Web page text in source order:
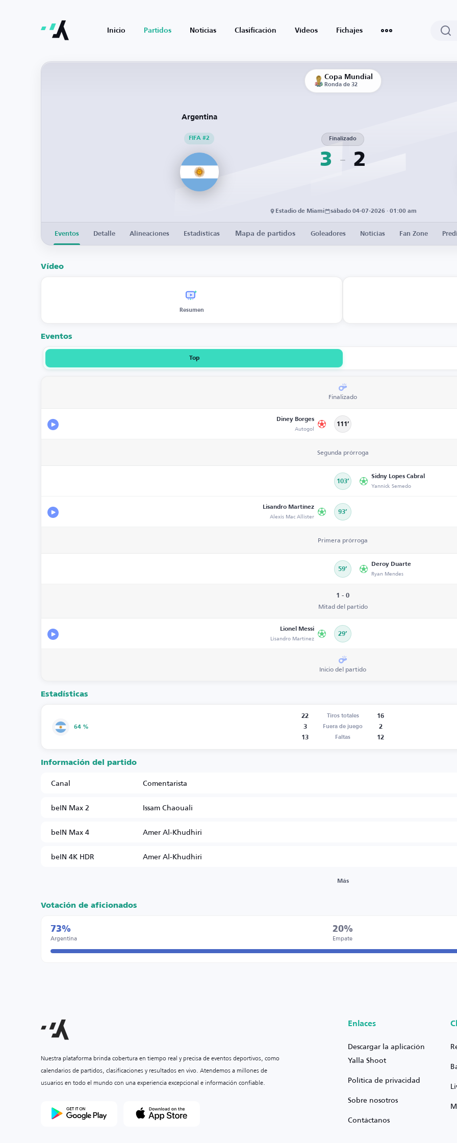
Inicio Partidos Noticias Clasificación Vídeos Fichajes
Copa Mundial
Ronda de 32
Argentina
FIFA #2
3
Finalizado
2
Estadio de Miami sábado 04-07-2026 · 01:00 am
Eventos Detalle Alineaciones Estadísticas Mapa de partidos Goleadores Noticias Fan Zone
Vídeo
Resumen
Eventos
Top
Finalizado
Diney Borges
Autogol 111’
Segunda prórroga
103’
Sidny Lopes Cabral
Yannick Semedo
Lisandro Martínez
Alexis Mac Allister 93’
Primera prórroga
59’
Deroy Duarte
Ryan Mendes
1 - 0
Mitad del partido
Lionel Messi
Lisandro Martínez 29’
Inicio del partido
Estadísticas
64 %
22 Tiros totales
16
3
Fuera de juego
2
13
Faltas 12
Información del partido
Canal
Comentarista
beIN Max 2
Issam Chaouali
beIN Max 4
Amer Al-Khudhiri
beIN 4K HDR
Amer Al-Khudhiri
Más
Votación de aficionados
73%
Argentina
20%
Empate
Nuestra plataforma brinda cobertura en tiempo real y precisa de eventos deportivos, como
calendarios de partidos, clasificaciones y resultados en vivo. Atendemos a millones de
usuarios en todo el mundo con una experiencia excepcional e información confiable.
Enlaces
Descargar la aplicación
Yalla Shoot
Política de privacidad
Sobre nosotros
Contáctanos